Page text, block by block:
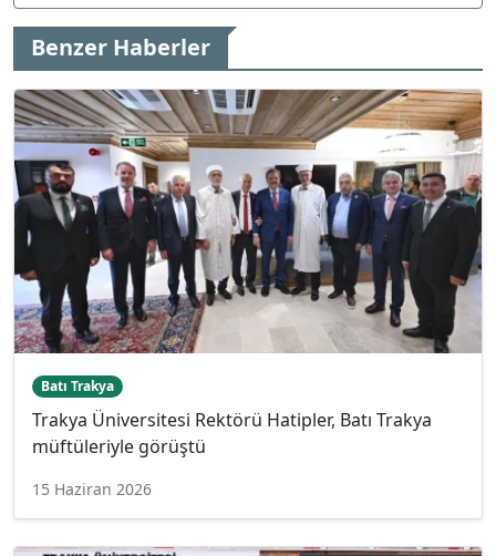
Benzer Haberler
Batı Trakya
Trakya Üniversitesi Rektörü Hatipler, Batı Trakya
müftüleriyle görüştü
15 Haziran 2026